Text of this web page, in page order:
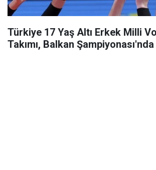
Türkiye 17 Yaş Altı Erkek Milli
Takımı, Balkan Şampiyonası'nda